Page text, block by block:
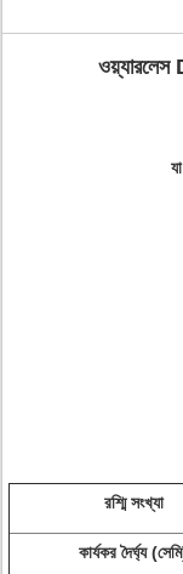
ওয়্যারলেস
রশ্মি সংখ্যা
কার্যকর দৈর্ঘ্য